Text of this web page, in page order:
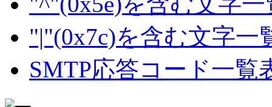
"|"(0x7c)を含む文字一
SMTP応答コード一覧